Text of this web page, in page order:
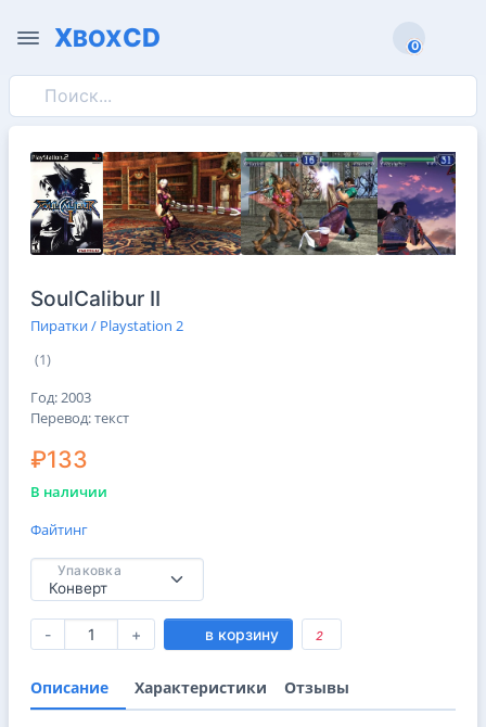
XBOXCD 0
0
SoulCalibur II
Пиратки / Playstation 2
(1)
Год: 2003
Перевод: текст
₽133
В наличии
Файтинг
Упаковка
- + в корзину 2
Описание Характеристики Отзывы